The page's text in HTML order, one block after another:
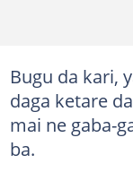
Bugu da kari,
daga ketare
mai ne gaba-
ba.